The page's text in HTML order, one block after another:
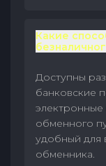
Какие
Доступны
банковские
электронные
обменного
удобный для
обменника.